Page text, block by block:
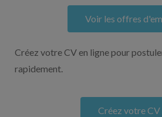
Voir les offres
Créez votre CV en ligne pour
rapidement.
Créez votre CV